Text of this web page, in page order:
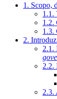
1. Scopo,
1.1.
1.2.
1.3.
2.
2.1.
2.2.
2.3.